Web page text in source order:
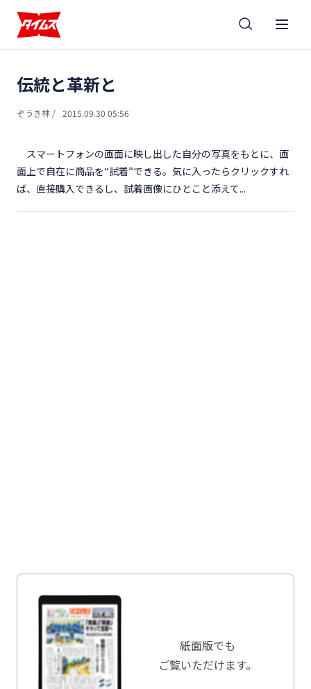
伝統と革新と
ぞうき林 / 2015.09.30 05:56
スマートフォンの画面に映し出した自分の写真をもとに、画
面上で自在に商品を“試着”できる。気に入ったらクリックすれ
ば、直接購入できるし、試着画像にひとこと添えて...
紙面版でも
ご覧いただけます。